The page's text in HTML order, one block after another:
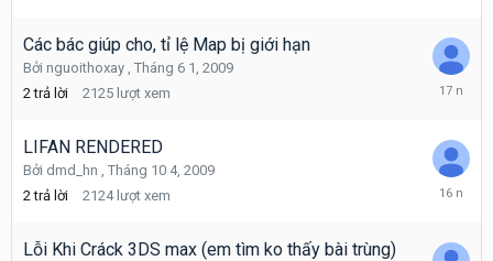
2009
Các bác giúp cho, tỉ lệ Map bị giới hạn
Bởi nguoithoxay , Tháng 6 1, 2009
2 trả lời 2125 lượt xem
Tháng
2009
LIFAN RENDERED
Bởi dmd_hn , Tháng 10 4, 2009
2 trả lời 2124 lượt xem
Tháng
2009
Lỗi Khi Cráck 3DS max (em tìm ko thấy bài trùng)